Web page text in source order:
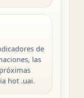
de
las
hot .uai.